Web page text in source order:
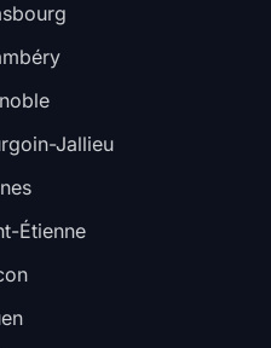
Jallieu
Étienne